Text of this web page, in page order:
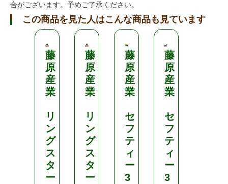
合がございます。予めご了承ください。
この商品を見た人はこんな商品も見ています
藤
原
産
業
リ
ン
グ
ス
タ
ー
藤
原
産
業
リ
ン
グ
ス
タ
ー
藤
原
産
業
セ
フ
テ
ィ
ー
3
藤
原
産
業
セ
フ
テ
ィ
ー
3